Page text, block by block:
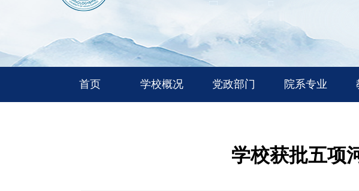
首页 学校概况 党政部门 院系专业
学校获批五项